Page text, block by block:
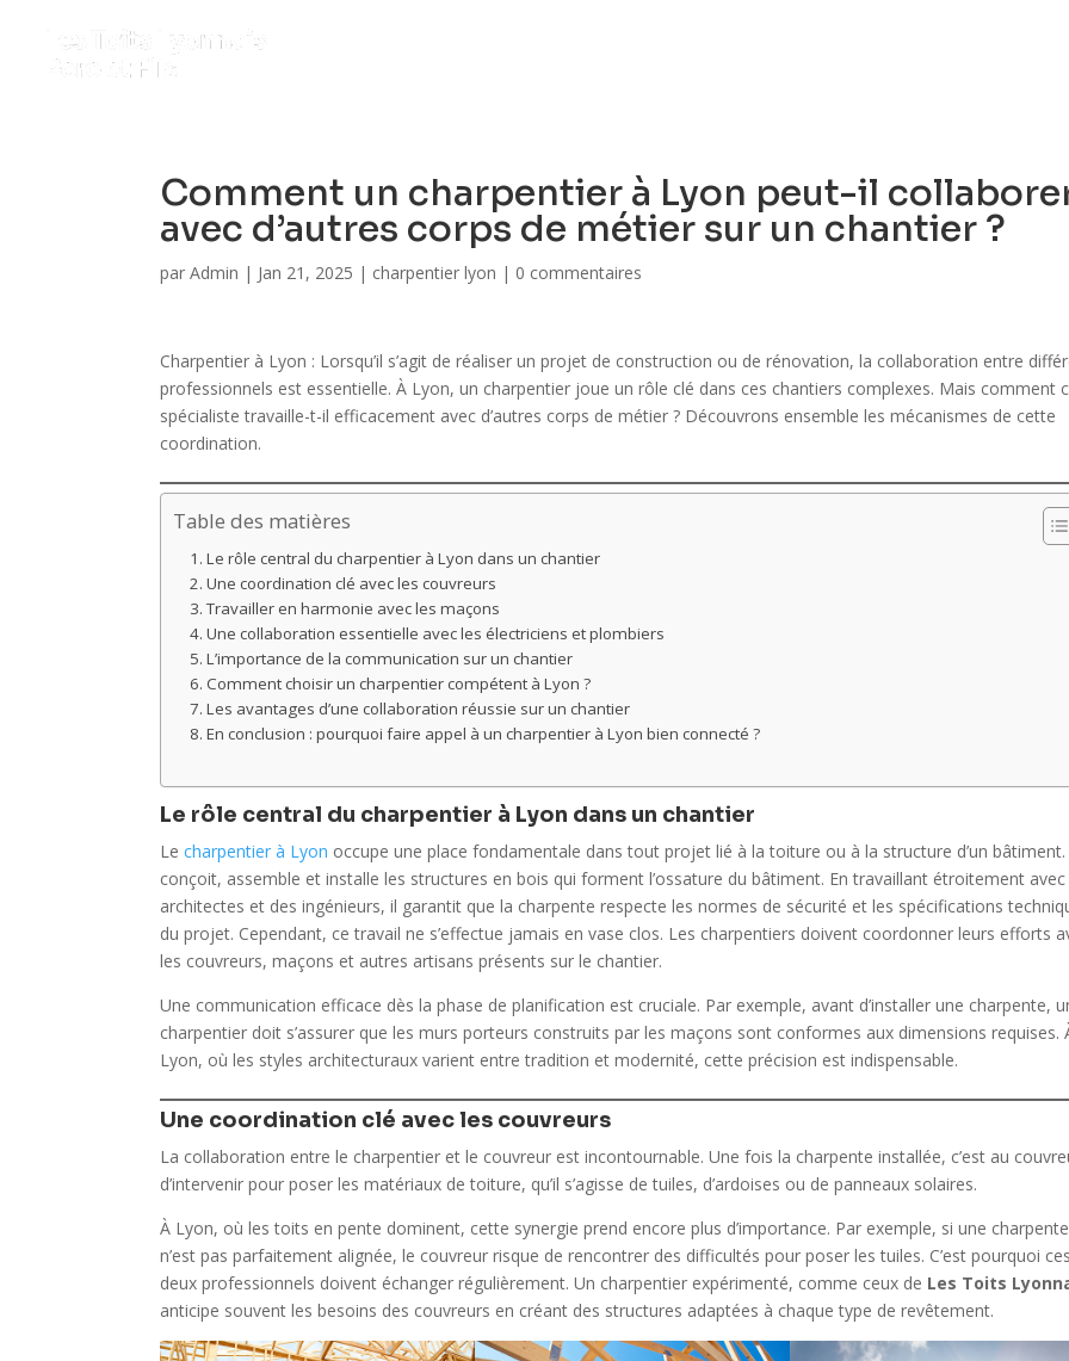
Comment un charpentier à Lyon peut-il
avec d’autres corps de métier sur un chantier ?
parAdmin | Jan 21, 2025 | charpentier lyon | 0 commentaires
Charpentier à Lyon : Lorsqu’il s’agit de réaliser un projet de construction ou de rénovation, la collaboration entre
professionnels est essentielle. À Lyon, un charpentier joue un rôle clé dans ces chantiers complexes. Mais comment
spécialiste travaille-t-il efficacement avec d’autres corps de métier ? Découvrons ensemble les mécanismes de cette
coordination.
Table des matières
Le rôle central du charpentier à Lyon dans un chantier
Une coordination clé avec les couvreurs
Travailler en harmonie avec les maçons
Une collaboration essentielle avec les électriciens et plombiers
L’importance de la communication sur un chantier
Comment choisir un charpentier compétent à Lyon ?
Les avantages d’une collaboration réussie sur un chantier
En conclusion : pourquoi faire appel à un charpentier à Lyon bien connecté ?
Le rôle central du charpentier à Lyon dans un chantier
Le charpentier à Lyon occupe une place fondamentale dans tout projet lié à la toiture ou à la structure d’un
conçoit, assemble et installe les structures en bois qui forment l’ossature du bâtiment. En travaillant étroitement
architectes et des ingénieurs, il garantit que la charpente respecte les normes de sécurité et les spécifications
du projet. Cependant, ce travail ne s’effectue jamais en vase clos. Les charpentiers doivent coordonner leurs efforts
les couvreurs, maçons et autres artisans présents sur le chantier.
Une communication efficace dès la phase de planification est cruciale. Par exemple, avant d’installer une charpente,
charpentier doit s’assurer que les murs porteurs construits par les maçons sont conformes aux dimensions requises.
Lyon, où les styles architecturaux varient entre tradition et modernité, cette précision est indispensable.
Une coordination clé avec les couvreurs
La collaboration entre le charpentier et le couvreur est incontournable. Une fois la charpente installée, c’est au
d’intervenir pour poser les matériaux de toiture, qu’il s’agisse de tuiles, d’ardoises ou de panneaux solaires.
À Lyon, où les toits en pente dominent, cette synergie prend encore plus d’importance. Par exemple, si une charpente
n’est pas parfaitement alignée, le couvreur risque de rencontrer des difficultés pour poser les tuiles. C’est pourquoi
deux professionnels doivent échanger régulièrement. Un charpentier expérimenté, comme ceux de Les Toits
anticipe souvent les besoins des couvreurs en créant des structures adaptées à chaque type de revêtement.